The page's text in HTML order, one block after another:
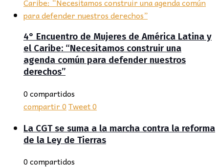
4° Encuentro de Mujeres de América Latina y
el Caribe: “Necesitamos construir una
agenda común para defender nuestros
derechos”
0 compartidos
compartir0Tweet0
La CGT se suma a la marcha contra la reforma
de la Ley de Tierras
0 compartidos